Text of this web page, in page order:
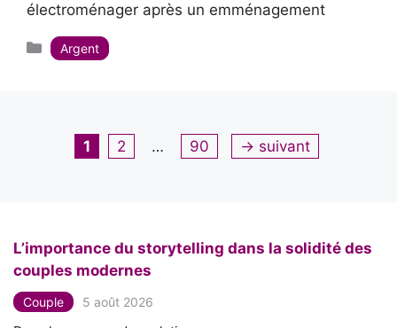
électroménager après un emménagement
Catégories
Argent
Page
1 Page
2 … Page
90 → suivant
L’importance du storytelling dans la solidité des
couples modernes
Couple 5 août 2026